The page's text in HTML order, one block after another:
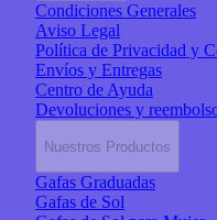
Condiciones Generales
Aviso Legal
Política de Privacidad y
Envíos y Entregas
Centro de Ayuda
Devoluciones y
Nuestros Productos
Gafas Graduadas
Gafas de Sol